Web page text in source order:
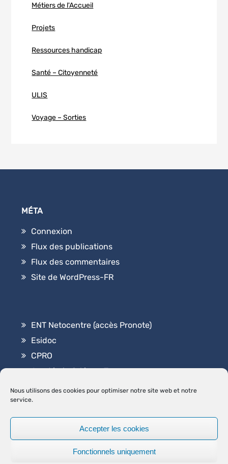
Nous utilisons des cookies pour optimiser notre site web et notre
service.
Accepter les cookies
Fonctionnels uniquement
Métiers de l'Accueil
Projets
Ressources handicap
Santé – Citoyenneté
ULIS
Voyage – Sorties
MÉTA
Connexion
Flux des publications
Flux des commentaires
Site de WordPress-FR
ENT Netocentre (accès Pronote)
Esidoc
CPRO
Académie Orléans-Tours
Contact
Lycée Professionnel Elsa Triolet
Theme Palace